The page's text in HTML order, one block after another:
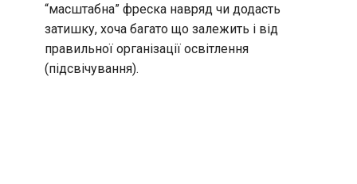
“масштабна” фреска навряд чи додасть
затишку, хоча багато що залежить і від
правильної організації освітлення
(підсвічування).